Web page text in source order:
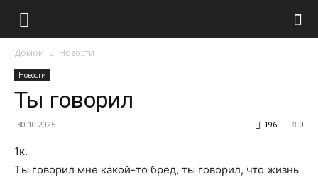
Домой Новости
Новости
Ты говорил
30.10.2025 0
196
1к.
Ты говорил мне какой-то бред, ты говорил, что жизнь